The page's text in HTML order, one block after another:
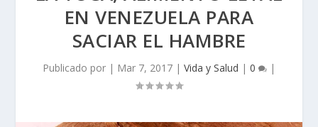
EN VENEZUELA PARA
SACIAR EL HAMBRE
Publicado por | Mar 7, 2017 | Vida y Salud | 0 |